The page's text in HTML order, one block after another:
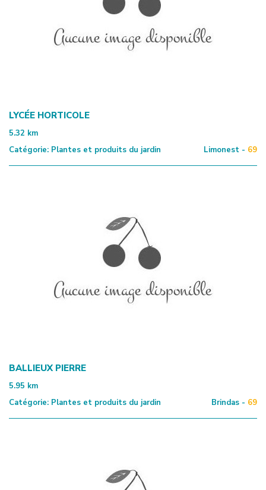
LYCÉE HORTICOLE
5.32 km
Catégorie: Plantes et produits du jardin Limonest - 69
BALLIEUX PIERRE
5.95 km
Catégorie: Plantes et produits du jardin Brindas - 69